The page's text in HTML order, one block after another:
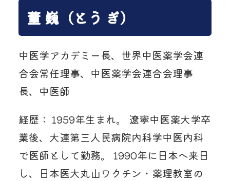
董 巍（とう ぎ）
中医学アカデミー長、世界中医薬学会連
合会常任理事、中医薬学会連合会理事
長、中医師
経歴： 1959年生まれ。 遼寧中医薬大学卒
業後、大連第三人民病院内科学中医内科
で医師として勤務。 1990年に日本へ来日
し、日本医大丸山ワクチン・薬理教室の